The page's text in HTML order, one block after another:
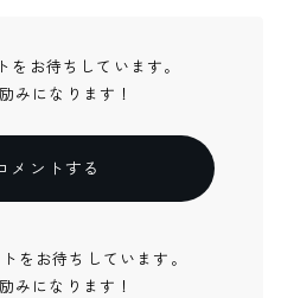
をお待ちしています。
みになります！
メントする
をお待ちしています。
みになります！